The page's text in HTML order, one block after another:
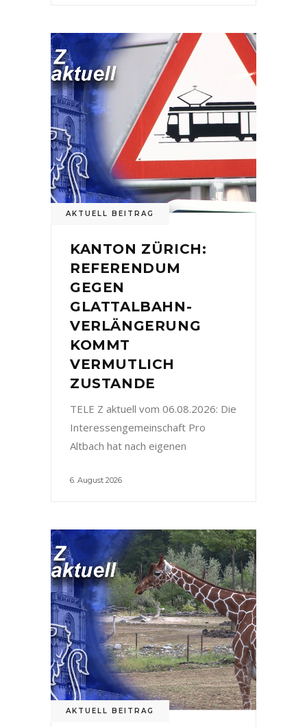
AKTUELL BEITRAG
KANTON ZÜRICH:
REFERENDUM
GEGEN
GLATTALBAHN-
VERLÄNGERUNG
KOMMT
VERMUTLICH
ZUSTANDE
TELE Z aktuell vom 06.08.2026: Die
Interessengemeinschaft Pro
Altbach hat nach eigenen
6. August 2026
AKTUELL BEITRAG